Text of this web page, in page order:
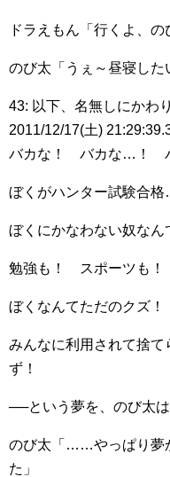
ドラえもん「行くよ、の
のび太「うぇ～昼寝し
43: 以下、名無しにかわ
2011/12/17(土)
バカな！ バカな…！
ぼくがハンター試験合
ぼくにかなわない奴なん
勉強も！ スポーツも！
ぼくなんてただのクズ！
みんなに利用されて捨
ず！
──という夢を、のび太は
のび太「……やっぱり夢
た」